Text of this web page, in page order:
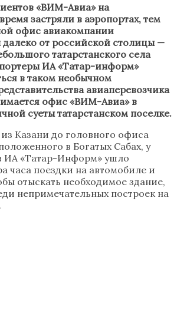
«ВИМ-Авиа» на
застряли в аэропортах, тем
офис авиакомпании
далеко от российской столицы —
татарстанского села
ИА «Татар-информ»
в таком необычном
авиаперевозчика
офис «ВИМ-Авиа» в
суеты татарстанском поселке.
Казани до головного офиса
в Богатых Сабах, у
ИА «Татар-Информ» ушло
часа поездки на автомобиле и
отыскать необходимое здание,
непримечательных построек на